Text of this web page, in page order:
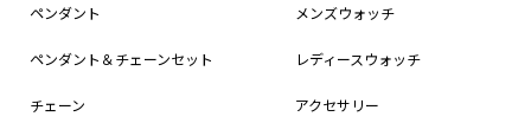
ペンダント
ペンダント＆チェーンセット
チェーン
メンズウォッチ
レディースウォッチ
アクセサリー